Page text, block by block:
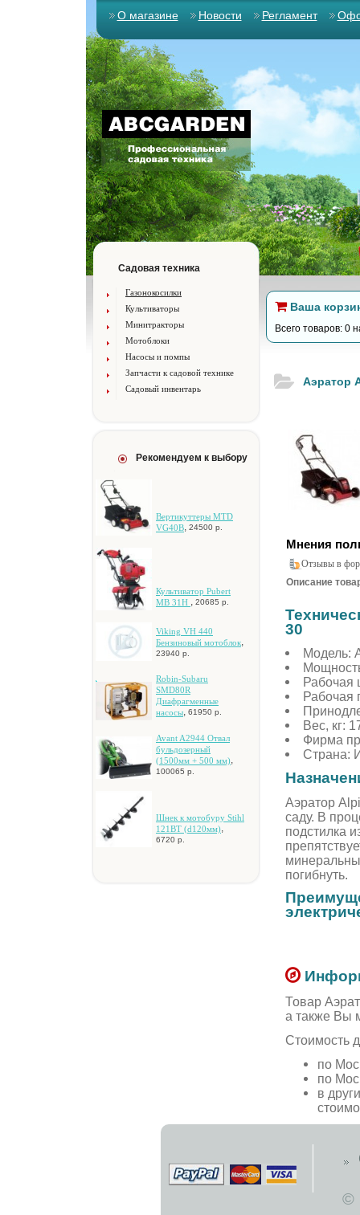
О магазине Новости Регламент
Садовая техника
Газонокосилки
Культиваторы
Минитракторы
Мотоблоки
Насосы и помпы
Запчасти к садовой технике
Садовый инвентарь
Рекомендуем к выбору
Bepтикуттepы MTD
VG40B, 24500 р.
Культиватор Pubert
MB 31H , 20685 р.
Viking VH 440
Бeнзинoвый мoтoблoк,
23940 р.
Robin-Subaru
SMD80R
Диaфpaгмeнныe
нacocы, 61950 р.
Avant A2944 Oтвaл
бульдoзepный
(1500мм + 500 мм),
100065 р.
Шнeк к мoтoбуpу Stihl
121BT (d120мм),
6720 р.
Ваша
Всего товаров: 0
Аэратор
Мнения
Отзывы в
Описание
30
Модель:
Рабочая
Рабочая
Вес, кг:
Фирма
Страна:
Аэратор
саду. В
подстилка
погибнуть.
Товар
а также Вы
Стоимость
по
по
в
©